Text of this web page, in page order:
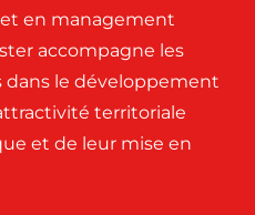
en management
accompagne les
dans le développement
territoriale
et de leur mise en